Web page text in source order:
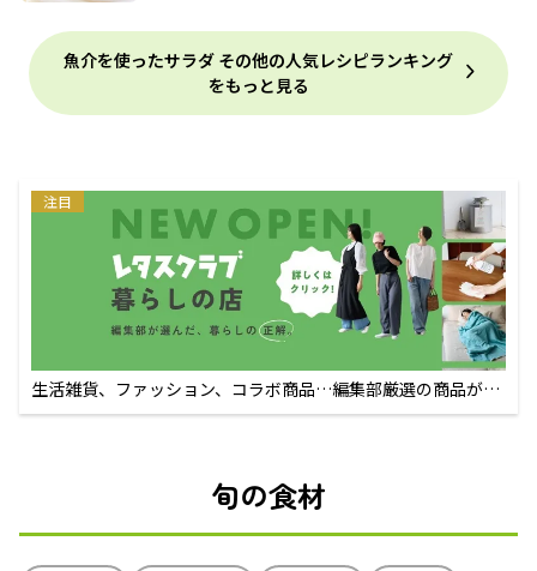
魚介を使ったサラダ その他の人気レシピランキング
をもっと見る
注目
生活雑貨、ファッション、コラボ商品…編集部厳選の商品が買
えるECサイト
旬の食材